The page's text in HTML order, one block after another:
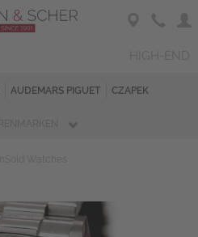
AUDEMARS PIGUET CZAPEK